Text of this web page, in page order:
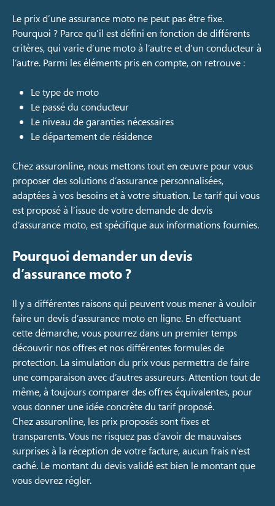
Le prix d’une assurance moto ne peut pas être fixe.
Pourquoi ? Parce qu’il est défini en fonction de différents
critères, qui varie d’une moto à l’autre et d’un conducteur à
l’autre. Parmi les éléments pris en compte, on retrouve :
Le type de moto
Le passé du conducteur
Le niveau de garanties nécessaires
Le département de résidence
Chez assuronline, nous mettons tout en œuvre pour vous
proposer des solutions d’assurance personnalisées,
adaptées à vos besoins et à votre situation. Le tarif qui vous
est proposé à l’issue de votre demande de devis
d’assurance moto, est spécifique aux informations fournies.
Pourquoi demander un devis
d’assurance moto ?
Il y a différentes raisons qui peuvent vous mener à vouloir
faire un devis d’assurance moto en ligne. En effectuant
cette démarche, vous pourrez dans un premier temps
découvrir nos offres et nos différentes formules de
protection. La simulation du prix vous permettra de faire
une comparaison avec d’autres assureurs. Attention tout de
même, à toujours comparer des offres équivalentes, pour
vous donner une idée concrète du tarif proposé.
Chez assuronline, les prix proposés sont fixes et
transparents. Vous ne risquez pas d’avoir de mauvaises
surprises à la réception de votre facture, aucun frais n’est
caché. Le montant du devis validé est bien le montant que
vous devrez régler.